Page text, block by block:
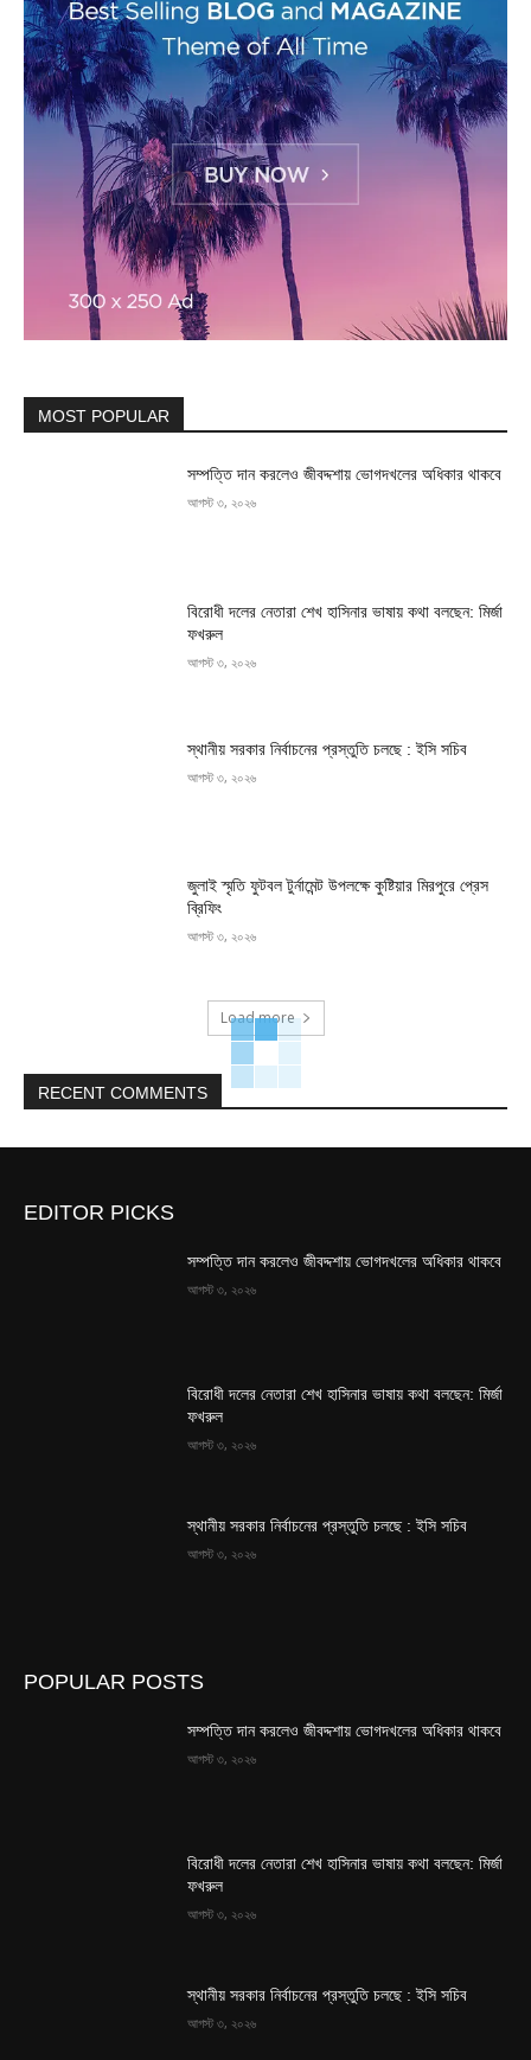
MOST POPULAR
সম্পত্তি দান করলেও জীবদ্দশায় ভোগদখলের অধিকার থাকবে
আগস্ট ৩, ২০২৬
বিরোধী দলের নেতারা শেখ হাসিনার ভাষায় কথা বলছেন: মির্জা
ফখরুল
আগস্ট ৩, ২০২৬
স্থানীয় সরকার নির্বাচনের প্রস্তুতি চলছে : ইসি সচিব
আগস্ট ৩, ২০২৬
জুলাই স্মৃতি ফুটবল টুর্নামেন্ট উপলক্ষে কুষ্টিয়ার মিরপুরে প্রেস
ব্রিফিং
আগস্ট ৩, ২০২৬
Load more
RECENT COMMENTS
EDITOR PICKS
সম্পত্তি দান করলেও জীবদ্দশায় ভোগদখলের অধিকার থাকবে
আগস্ট ৩, ২০২৬
বিরোধী দলের নেতারা শেখ হাসিনার ভাষায় কথা বলছেন: মির্জা
ফখরুল
আগস্ট ৩, ২০২৬
স্থানীয় সরকার নির্বাচনের প্রস্তুতি চলছে : ইসি সচিব
আগস্ট ৩, ২০২৬
POPULAR POSTS
সম্পত্তি দান করলেও জীবদ্দশায় ভোগদখলের অধিকার থাকবে
আগস্ট ৩, ২০২৬
বিরোধী দলের নেতারা শেখ হাসিনার ভাষায় কথা বলছেন: মির্জা
ফখরুল
আগস্ট ৩, ২০২৬
স্থানীয় সরকার নির্বাচনের প্রস্তুতি চলছে : ইসি সচিব
আগস্ট ৩, ২০২৬